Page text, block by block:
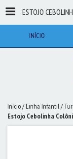
INÍCIO
Início/ Linha Infantil/
Estojo Cebolinha